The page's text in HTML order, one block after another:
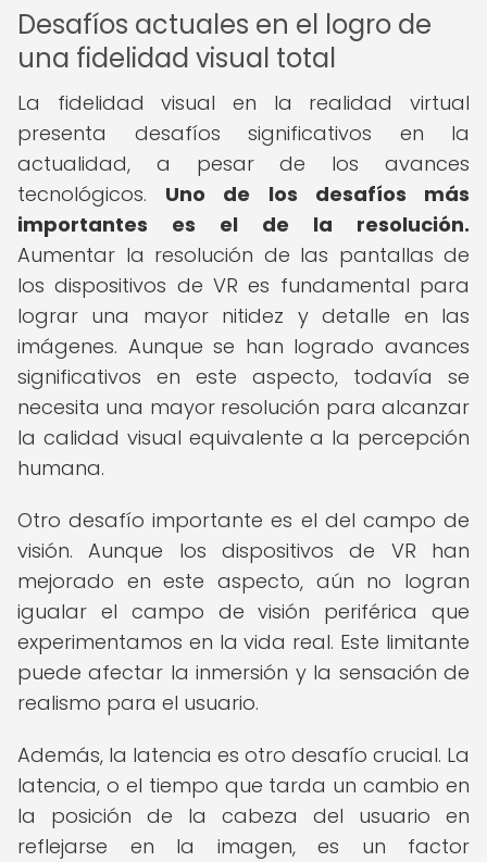
Desafíos actuales en el logro de
una fidelidad visual total
La fidelidad visual en la realidad virtual
presenta desafíos significativos en la
actualidad, a pesar de los avances
tecnológicos. Uno de los desafíos más
importantes es el de la resolución.
Aumentar la resolución de las pantallas de
los dispositivos de VR es fundamental para
lograr una mayor nitidez y detalle en las
imágenes. Aunque se han logrado avances
significativos en este aspecto, todavía se
necesita una mayor resolución para alcanzar
la calidad visual equivalente a la percepción
humana.
Otro desafío importante es el del campo de
visión. Aunque los dispositivos de VR han
mejorado en este aspecto, aún no logran
igualar el campo de visión periférica que
experimentamos en la vida real. Este limitante
puede afectar la inmersión y la sensación de
realismo para el usuario.
Además, la latencia es otro desafío crucial. La
latencia, o el tiempo que tarda un cambio en
la posición de la cabeza del usuario en
reflejarse en la imagen, es un factor